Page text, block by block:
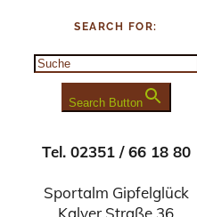
SEARCH FOR:
Search Button
Tel. 02351 / 66 18 80
Sportalm Gipfelglück
Kalver Straße 36